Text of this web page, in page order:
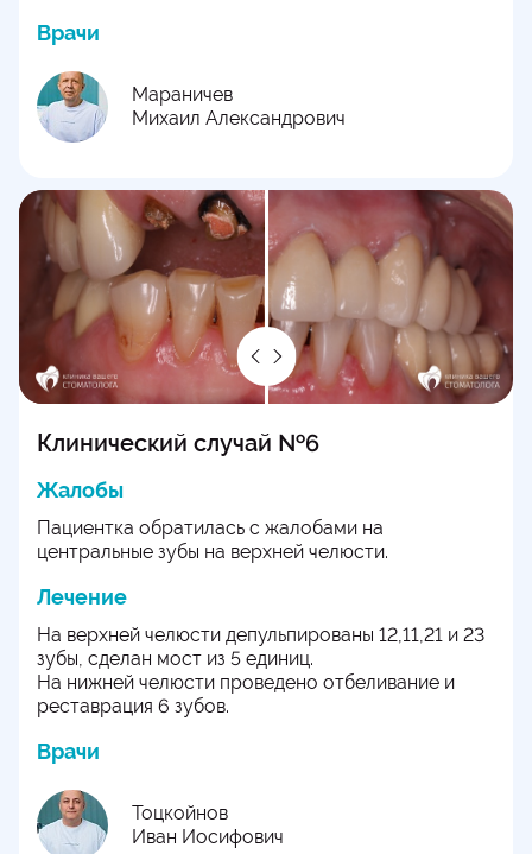
Врачи
Мараничев
Михаил Александрович
Клинический случай №6
Жалобы
Пациентка обратилась с жалобами на
центральные зубы на верхней челюсти.
Лечение
На верхней челюсти депульпированы 12,11,21 и 23
зубы, сделан мост из 5 единиц.
На нижней челюсти проведено отбеливание и
реставрация 6 зубов.
Врачи
Тоцкойнов
Иван Иосифович